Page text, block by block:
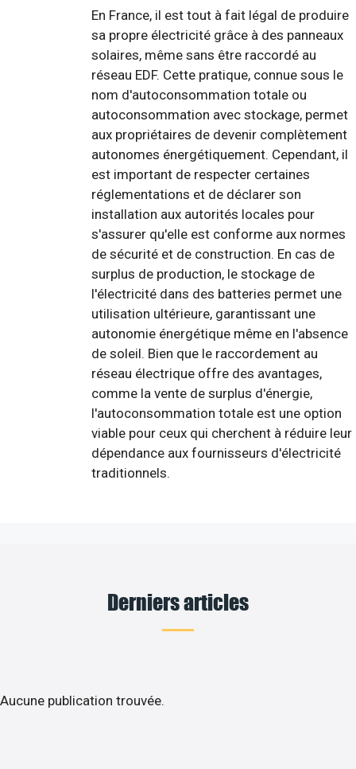
En France, il est tout à fait légal de produire
sa propre électricité grâce à des panneaux
solaires, même sans être raccordé au
réseau EDF. Cette pratique, connue sous le
nom d'autoconsommation totale ou
autoconsommation avec stockage, permet
aux propriétaires de devenir complètement
autonomes énergétiquement. Cependant, il
est important de respecter certaines
réglementations et de déclarer son
installation aux autorités locales pour
s'assurer qu'elle est conforme aux normes
de sécurité et de construction. En cas de
surplus de production, le stockage de
l'électricité dans des batteries permet une
utilisation ultérieure, garantissant une
autonomie énergétique même en l'absence
de soleil. Bien que le raccordement au
réseau électrique offre des avantages,
comme la vente de surplus d'énergie,
l'autoconsommation totale est une option
viable pour ceux qui cherchent à réduire leur
dépendance aux fournisseurs d'électricité
traditionnels.
Derniers articles
Aucune publication trouvée.